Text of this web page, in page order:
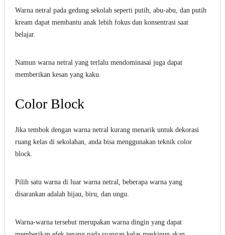
Warna netral pada gedung sekolah seperti putih, abu-abu, dan putih
kream dapat membantu anak lebih fokus dan konsentrasi saat
belajar.
Namun warna netral yang terlalu mendominasai juga dapat
memberikan kesan yang kaku.
Color Block
Jika tembok dengan warna netral kurang menarik untuk dekorasi
ruang kelas di sekolahan, anda bisa menggunakan teknik color
block.
Pilih satu warna di luar warna netral, beberapa warna yang
disarankan adalah hijau, biru, dan ungu.
Warna-warna tersebut merupakan warna dingin yang dapat